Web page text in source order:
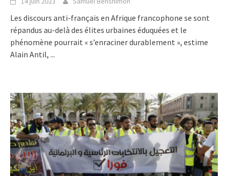
Les discours anti-français en Afrique francophone se sont
répandus au-delà des élites urbaines éduquées et le
phénomène pourrait « s’enraciner durablement », estime
Alain Antil, ...